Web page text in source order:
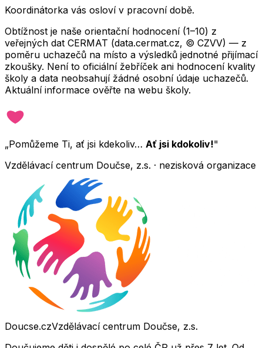
Koordinátorka vás osloví v pracovní době.
Obtížnost je naše orientační hodnocení (1–10) z
veřejných dat CERMAT (data.cermat.cz, © CZVV) — z
poměru uchazečů na místo a výsledků jednotné přijímací
zkoušky. Není to oficiální žebříček ani hodnocení kvality
školy a data neobsahují žádné osobní údaje uchazečů.
Aktuální informace ověřte na webu školy.
„Pomůžeme Ti, ať jsi kdekoliv… Ať jsi kdokoliv!"
Vzdělávací centrum Doučse, z.s. · nezisková organizace
Doucse.czVzdělávací centrum Doučse, z.s.